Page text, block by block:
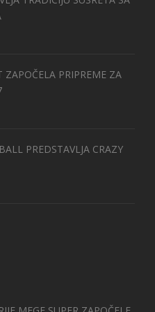
ZAPOČELA PRIPREME ZA
PREDSTAVLJA CRAZY